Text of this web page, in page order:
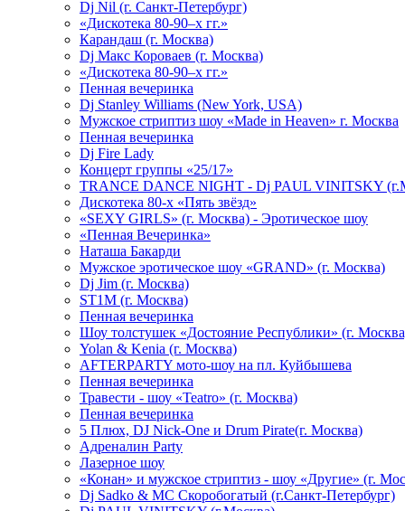
Dj Nil (г. Санкт-Петербург)
«Дискотека 80-90–х гг.»
Карандаш (г. Москва)
Dj Макс Короваев (г. Москва)
«Дискотека 80-90–х гг.»
Пенная вечеринка
Dj Stanley Williams (New York, USA)
Мужское стриптиз шоу «Made in Heaven» г. Москва
Пенная вечеринка
Dj Fire Lady
Концерт группы «25/17»
TRANCE DANCE NIGHT - Dj PAUL VINITSKY
Дискотека 80-х «Пять звёзд»
«SEXY GIRLS» (г. Москва) - Эротическое шоу
«Пенная Вечеринка»
Hаташа Бакарди
Мужское эротическое шоу «GRAND» (г. Москва)
Dj Jim (г. Москва)
ST1M (г. Москва)
Пенная вечеринка
Шоу толстушек «Достояние Республики» (г.
Yolan & Kenia (г. Москва)
AFTERPARTY мото-шоу на пл. Куйбышева
Пенная вечеринка
Травести - шоу «Teatro» (г. Москва)
Пенная вечеринка
5 Плюх, DJ Nick-One и Drum Pirate(г. Москва)
Адреналин Party
Лазерное шоу
«Конан» и мужское стриптиз - шоу «Другие» (г.
Dj Sadko & МС Скоробогатый (г.Санкт-Петербург)